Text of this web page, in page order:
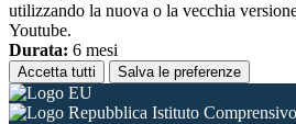
utilizzando la nuova o la vecchia
Youtube.
Durata: 6 mesi
Accetta tutti Salva le preferenze
Istituto